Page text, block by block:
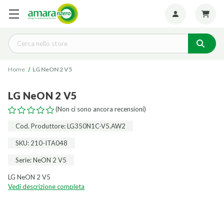
Cerca
Home LG NeON 2 V5
LG NeON 2 V5
(Non ci sono ancora recensioni)
Cod. Produttore: LG350N1C-V5.AW2
SKU: 210-ITA048
Serie: NeON 2 V5
LG NeON 2 V5
Vedi descrizione completa